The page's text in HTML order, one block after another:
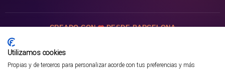
CREADO CON DESDE BARCELONA
Utilizamos cookies
Propias y de terceros para personalizar acorde con tus preferencias y más